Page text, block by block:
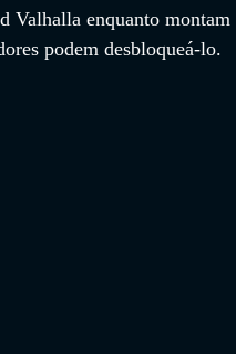
Valhalla enquanto montam
podem desbloqueá-lo.